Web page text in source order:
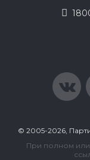
© 2005-2026,
При полном или